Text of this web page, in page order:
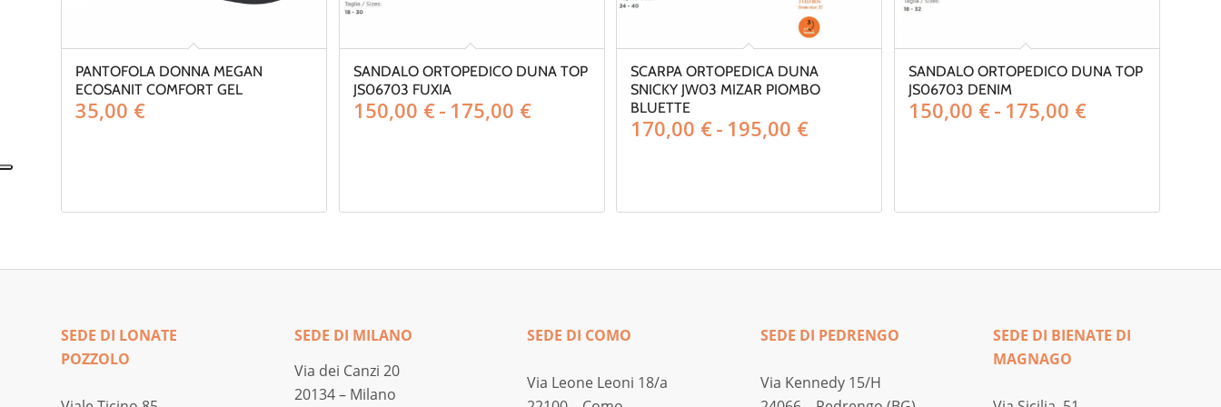
PANTOFOLA DONNA MEGAN
ECOSANIT COMFORT GEL
35,00 €
SANDALO ORTOPEDICO DUNA TOP
JS06703 FUXIA
150,00 €- 175,00 €Fascia
a
SCARPA ORTOPEDICA DUNA
SNICKY JW03 MIZAR PIOMBO
BLUETTE
170,00 €- 195,00 €Fascia
170,00 €
SANDALO ORTOPEDICO DUNA TOP
JS06703 DENIM
150,00 €- 175,00 €Fascia
a
SEDE DI LONATE
POZZOLO
SEDE DI MILANO
Via dei Canzi 20
20134 – Milano
SEDE DI COMO
Via Leone Leoni 18/a
SEDE DI PEDRENGO
Via Kennedy 15/H
SEDE DI BIENATE DI
MAGNAGO